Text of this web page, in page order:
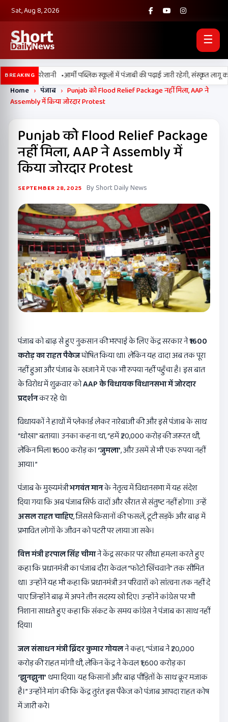
Sat, Aug 8, 2026
☰
BREAKINGपरेशानी •आर्मी पब्लिक स्कूलों में पंजाबी की पढ़ाई जारी रहेगी, संस्कृत लागू
Home › पंजाब › Punjab को Flood Relief Package नहीं मिला, AAP ने
Assembly में किया जोरदार Protest
Punjab को Flood Relief Package
नहीं मिला, AAP ने Assembly में
किया जोरदार Protest
SEPTEMBER 28, 2025 By Short Daily News
पंजाब को बाढ़ से हुए नुकसान की भरपाई के लिए केंद्र सरकार ने₹1600
करोड़ का राहत पैकेजघोषित किया था। लेकिन यह वादा अब तक पूरा
नहीं हुआ और पंजाब के खजाने में एक भी रुपया नहीं पहुँचा है। इस बात
के विरोध में शुक्रवार कोAAPके विधायक विधानसभा में जोरदार
प्रदर्शनकर रहे थे।
विधायकों ने हाथों में प्लेकार्ड लेकर नारेबाजी की और इसे पंजाब के साथ
“धोखा” बताया। उनका कहना था, “हमें ₹20,000 करोड़ की जरूरत थी,
लेकिन मिला ₹1600 करोड़ का‘जुमला’, और उसमें से भी एक रुपया नहीं
आया।”
पंजाब के मुख्यमंत्रीभगवंत मानके नेतृत्व में विधानसभा में यह संदेश
दिया गया कि अब पंजाब सिर्फ वादों और खैरात से संतुष्ट नहीं होगा। उन्हें
असल राहत चाहिए, जिससे किसानों की फसलें, टूटी सड़कें और बाढ़ में
प्रभावित लोगों के जीवन को पटरी पर लाया जा सके।
वित्त मंत्री हरपाल सिंह चीमाने केंद्र सरकार पर सीधा हमला करते हुए
कहा कि प्रधानमंत्री का पंजाब दौरा केवल “फोटो खिंचवाने” तक सीमित
था। उन्होंने यह भी कहा कि प्रधानमंत्री उन परिवारों को सांत्वना तक नहीं दे
पाए जिन्होंने बाढ़ में अपने तीन सदस्य खो दिए। उन्होंने कांग्रेस पर भी
निशाना साधते हुए कहा कि संकट के समय कांग्रेस ने पंजाब का साथ नहीं
दिया।
जल संसाधन मंत्री ब्रिंदर कुमार गोयलने कहा, “पंजाब ने ₹20,000
करोड़ की राहत मांगी थी, लेकिन केंद्र ने केवल ₹1,600 करोड़ का
‘झुनझुना’थमा दिया। यह किसानों और बाढ़ पीड़ितों के साथ क्रूर मजाक
है।” उन्होंने मांग की कि केंद्र तुरंत इस पैकेज को पंजाब आपदा राहत कोष
में जारी करे।